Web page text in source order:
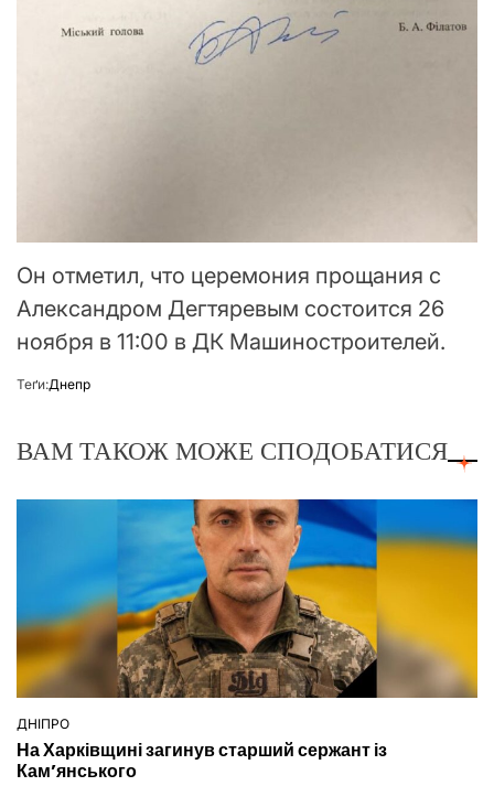
Он отметил, что церемония прощания с
Александром Дегтяревым состоится 26
ноября в 11:00 в ДК Машиностроителей.
Теґи:Днепр
ВАМ ТАКОЖ МОЖЕ СПОДОБАТИСЯ
ОПУБЛІКУВАТИ
У
ДНІПРО
На Харківщині загинув старший сержант із
Кам’янського